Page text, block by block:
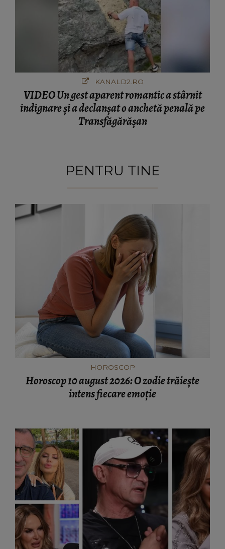
KANALD2.RO
VIDEO Un gest aparent romantic a stârnit
indignare și a declanșat o anchetă penală pe
Transfăgărășan
PENTRU TINE
HOROSCOP
Horoscop 10 august 2026: O zodie trăiește
intens fiecare emoție